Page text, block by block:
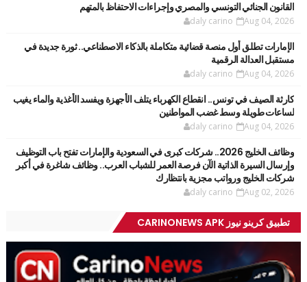
القانون الجنائي التونسي والمصري وإجراءات الاحتفاظ بالمتهم
daly carino Aug 04, 2026
الإمارات تطلق أول منصة قضائية متكاملة بالذكاء الاصطناعي.. ثورة جديدة في
مستقبل العدالة الرقمية
daly carino Aug 04, 2026
كارثة الصيف في تونس.. انقطاع الكهرباء يتلف الأجهزة ويفسد الأغذية والماء يغيب
لساعات طويلة وسط غضب المواطنين
daly carino Aug 04, 2026
وظائف الخليج 2026.. شركات كبرى في السعودية والإمارات تفتح باب التوظيف
وإرسال السيرة الذاتية الآن فرصة العمر للشباب العرب.. وظائف شاغرة في أكبر
شركات الخليج ورواتب مجزية بانتظارك
daly carino Aug 02, 2026
تطبيق كرينو نيوز CARINONEWS APK